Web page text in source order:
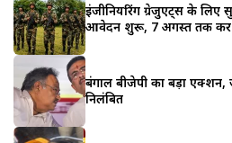
इंजीनियरिंग ग्रेजुएट्स के लिए
आवेदन शुरू, 7 अगस्त तक करें
बंगाल बीजेपी का बड़ा
निलंबित